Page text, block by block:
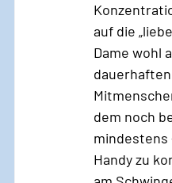
auf die
Dame wohl
dem noch
mindestens
Handy zu